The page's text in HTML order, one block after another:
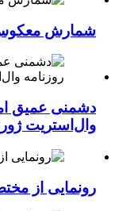
شمارش معکوس
دشمنی عمیق
وال‌استریت
رونمایی از